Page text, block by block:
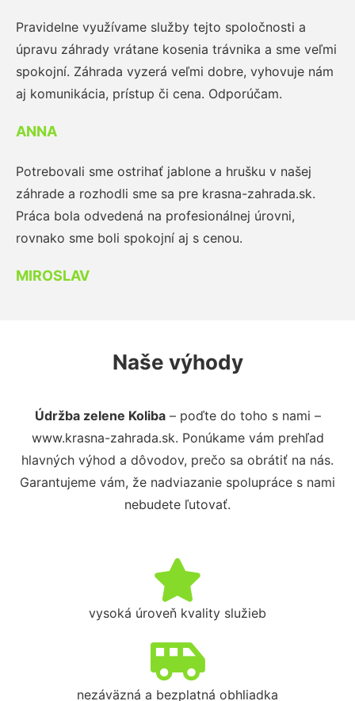
Pravidelne využívame služby tejto spoločnosti a
úpravu záhrady vrátane kosenia trávnika a sme veľmi
spokojní. Záhrada vyzerá veľmi dobre, vyhovuje nám
aj komunikácia, prístup či cena. Odporúčam.
ANNA
Potrebovali sme ostrihať jablone a hrušku v našej
záhrade a rozhodli sme sa pre krasna-zahrada.sk.
Práca bola odvedená na profesionálnej úrovni,
rovnako sme boli spokojní aj s cenou.
MIROSLAV
Naše výhody
Údržba zelene Koliba– poďte do toho s nami –
www.krasna-zahrada.sk. Ponúkame vám prehľad
hlavných výhod a dôvodov, prečo sa obrátiť na nás.
Garantujeme vám, že nadviazanie spolupráce s nami
nebudete ľutovať.
vysoká úroveň kvality služieb
nezáväzná a bezplatná obhliadka